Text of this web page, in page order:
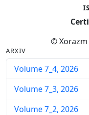
©
ARXIV
Volume 7_4, 2026
Volume 7_3, 2026
Volume 7_2, 2026